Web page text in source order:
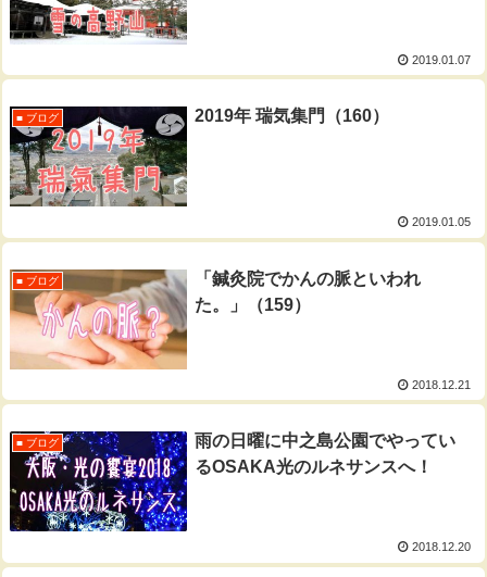
2019.01.07
■ ブログ 2019年 瑞気集門（160）
2019.01.05
■ ブログ
「鍼灸院でかんの脈といわれ
た。」（159）
2018.12.21
■ ブログ
雨の日曜に中之島公園でやってい
るOSAKA光のルネサンスへ！
2018.12.20